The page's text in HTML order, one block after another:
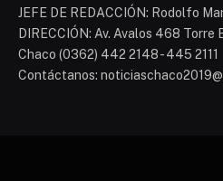
JEFE DE REDACCIÓN: Rodolfo
DIRECCIÓN: Av. Avalos 468 Torre
Chaco (0362) 442 2148 - 445 2111
Contáctanos: